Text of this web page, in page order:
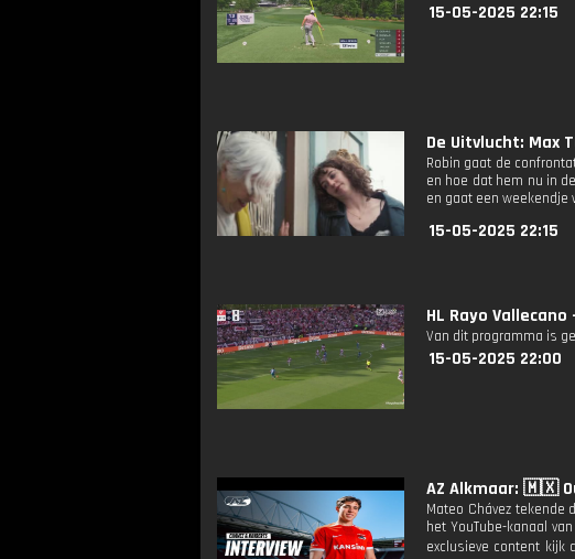
15-05-2025 22:15
De Uitvlucht: Max
Robin gaat de
en hoe dat hem nu in
en gaat een weekendje
15-05-2025 22:15
HL Rayo
Van dit programma is
15-05-2025 22:00
AZ Alkmaar: 🇲🇽
Mateo Chávez
het YouTube-kanaal
exclusieve content kijk